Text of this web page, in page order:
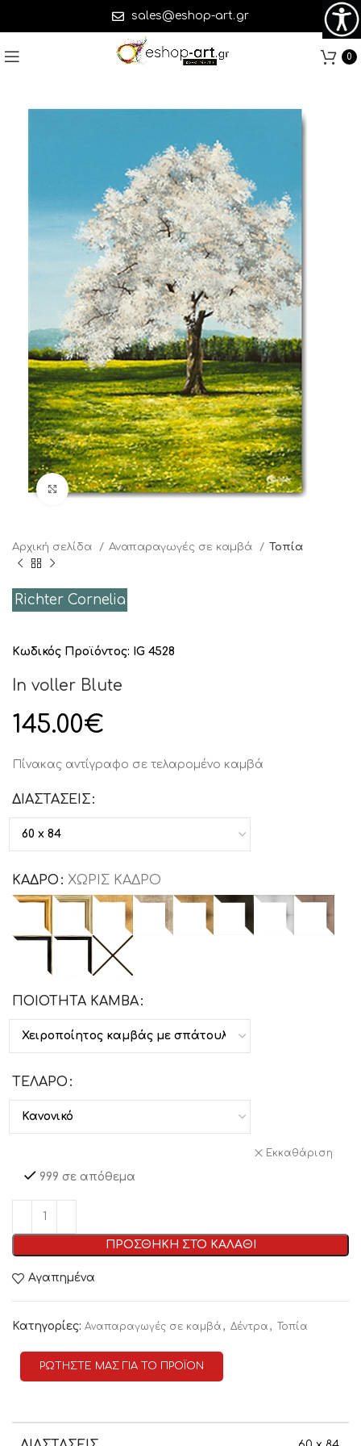
sales@eshop-art.gr
0
Click to enlarge
Αρχική σελίδα Αναπαραγωγές σε καμβά Τοπία
Richter Cornelia
Κωδικός Προϊόντος: IG 4528
In voller Blute
145.00€
Πίνακας αντίγραφο σε τελαρομένο καμβά
ΔΙΑΣΤΑΣΕΙΣ
ΚΑΔΡΟ ΧΩΡΙΣ ΚΑΔΡΟ
ΠΟΙΟΤΗΤΑ ΚΑΜΒΑ
ΤΕΛΑΡΟ
Εκκαθάριση
999 σε απόθεμα
ΠΡΟΣΘΗΚΗ ΣΤΟ ΚΑΛΑΘΙ
Αγαπημένα
Κατηγορίες: Αναπαραγωγές σε καμβά , Δέντρα , Τοπία
ΡΩΤΗΣΤΕ ΜΑΣ ΓΙΑ ΤΟ ΠΡΟΪΟΝ